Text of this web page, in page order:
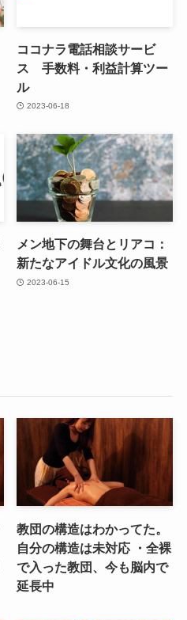
ココナラ電話相談サービ
ス 手数料・利益計算ツー
ル
2023-06-18
メン地下の舞台とリアコ：
新たなアイドル文化の風景
2023-06-15
教団の構造はわかってた。
自分の構造は未対応 ・全裸
で入った教団、今も脳内で
延長中